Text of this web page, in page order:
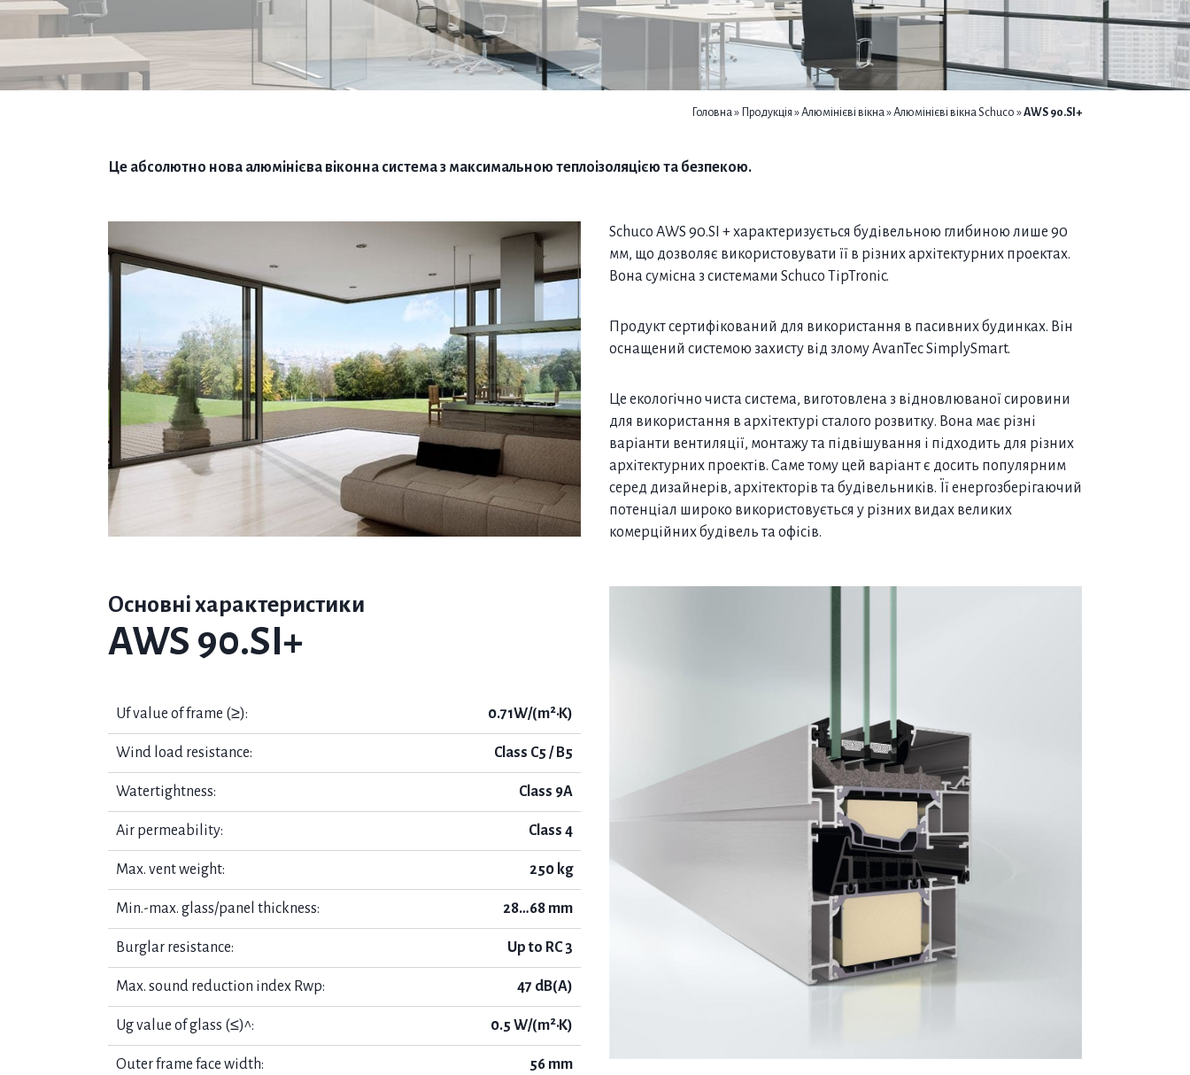
Головна» Продукція »Алюмінієві вікна»Алюмінієві вікна Schuco »AWS 90.SI+
Це абсолютно нова алюмінієва віконна система з максимальною теплоізоляцією та безпекою.
Schuco AWS 90.SI + характеризується будівельною глибиною лише 90
мм, що дозволяє використовувати її в різних архітектурних проектах.
Вона сумісна з системами Schuco TipTronic.
Продукт сертифікований для використання в пасивних будинках. Він
оснащений системою захисту від злому AvanTec SimplySmart.
Це екологічно чиста система, виготовлена з відновлюваної сировини
для використання в архітектурі сталого розвитку. Вона має різні
варіанти вентиляції, монтажу та підвішування і підходить для різних
архітектурних проектів. Саме тому цей варіант є досить популярним
серед дизайнерів, архітекторів та будівельників. Її енергозберігаючий
потенціал широко використовується у різних видах великих
комерційних будівель та офісів.
Основні характеристики
AWS 90.SI+
Uf value of frame (≥): 0.71W/(m²·K)
Wind load resistance: Class C5 / B5
Watertightness: Class 9A
Air permeability: Class 4
Max. vent weight: 250 kg
Min.-max. glass/panel thickness: 28…68 mm
Burglar resistance: Up to RC 3
Max. sound reduction index Rwp: 47 dB(A)
Ug value of glass (≤)^: 0.5 W/(m²·K)
Outer frame face width: 56 mm